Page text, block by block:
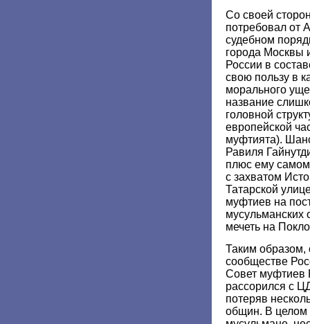
Со своей
потребовал от
судебном
города Москвы
России в
свою пользу в
морального
название
головной
европейской
муфтията).
Равиля
плюс ему
с захватом
Татарской
муфтиев на
мусульманских
мечеть на
Таким образом,
сообществе
Совет муфтиев
рассорился с
потеряв
общин. В целом